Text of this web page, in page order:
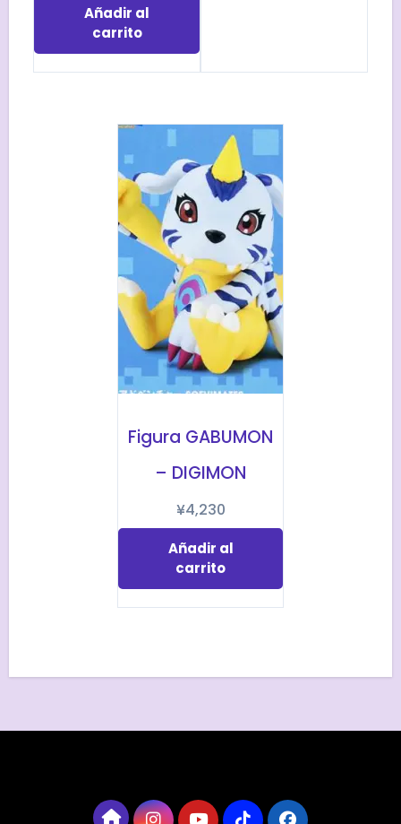
Añadir al
carrito
Figura GABUMON
– DIGIMON
¥4,230
Añadir al
carrito